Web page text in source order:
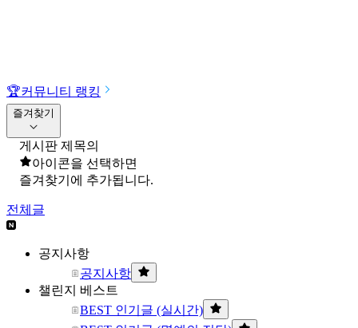
🏆커뮤니티 랭킹
즐겨찾기
게시판 제목의
아이콘을 선택하면
즐겨찾기에 추가됩니다.
전체글
공지사항
공지사항
챌린지 베스트
BEST 인기글 (실시간)